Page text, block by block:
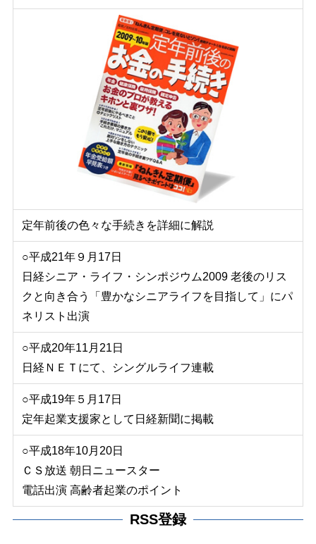
定年前後の色々な手続きを詳細に解説
○平成21年９月17日
日経シニア・ライフ・シンポジウム2009 老後のリス
クと向き合う「豊かなシニアライフを目指して」にパ
ネリスト出演
○平成20年11月21日
日経ＮＥＴにて、シングルライフ連載
○平成19年５月17日
定年起業支援家として日経新聞に掲載
○平成18年10月20日
ＣＳ放送 朝日ニュースター
電話出演 高齢者起業のポイント
RSS登録